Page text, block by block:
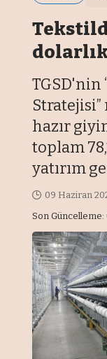
TGSD'nin
hazır
toplam
yatırım
Son
09 Haziran